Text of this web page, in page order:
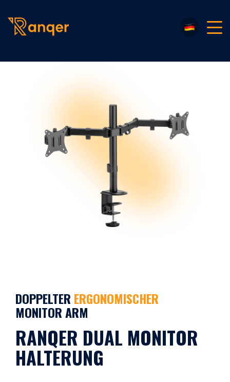
DOPPELTER ERGONOMISCHER
MONITOR ARM
RANQER DUAL MONITOR
HALTERUNG